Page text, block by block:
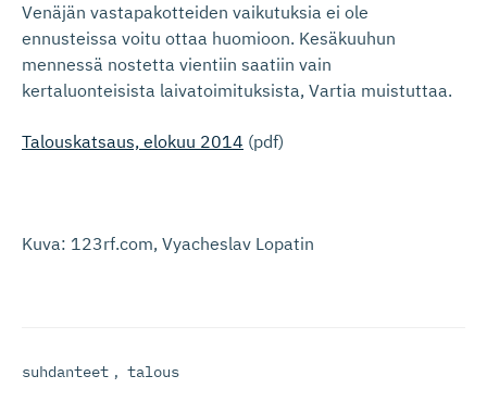
Venäjän vastapakotteiden vaikutuksia ei ole
ennusteissa voitu ottaa huomioon. Kesäkuuhun
mennessä nostetta vientiin saatiin vain
kertaluonteisista laivatoimituksista, Vartia muistuttaa.
Talouskatsaus, elokuu 2014 (pdf)
Kuva: 123rf.com, Vyacheslav Lopatin
suhdanteet , talous